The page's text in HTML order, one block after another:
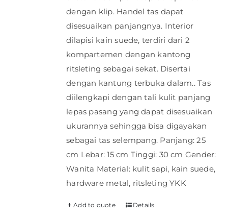
dengan klip. Handel tas dapat
disesuaikan panjangnya. Interior
dilapisi kain suede, terdiri dari 2
kompartemen dengan kantong
ritsleting sebagai sekat. Disertai
dengan kantung terbuka dalam.. Tas
diilengkapi dengan tali kulit panjang
lepas pasang yang dapat disesuaikan
ukurannya sehingga bisa digayakan
sebagai tas selempang. Panjang: 25
cm Lebar: 15 cm Tinggi: 30 cm Gender:
Wanita Material: kulit sapi, kain suede,
hardware metal, ritsleting YKK
Add to quote Details